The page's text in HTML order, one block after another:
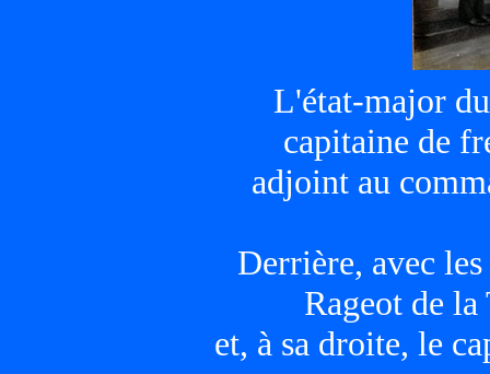
L'état-major
capitaine de
adjoint au
Derrière, avec
Rageot de
et, à sa droite, le